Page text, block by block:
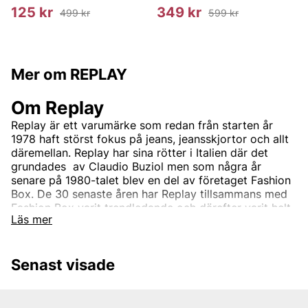
125 kr 499 kr 349 kr 599 kr
Mer om REPLAY
Läs mer
Om Replay
Replay är ett varumärke som redan från starten år
1978 haft störst fokus på jeans, jeansskjortor och allt
däremellan. Replay har sina rötter i Italien där det
grundades av Claudio Buziol men som några år
senare på 1980-talet blev en del av företaget Fashion
Box. De 30 senaste åren har Replay tillsammans med
Fashion Box varit trendledande och därefter varit helt
synonymt med hög standard och god kvalite. Detta
hos flertalet återförsäljare varje dag.
Senast visade